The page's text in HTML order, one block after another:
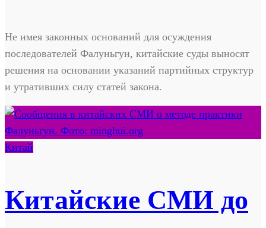
Не имея законных оснований для осуждения
последователей Фалуньгун, китайские суды выносят
решения на основании указаний партийных структур
и утративших силу статей закона.
Китай
Китайские СМИ до